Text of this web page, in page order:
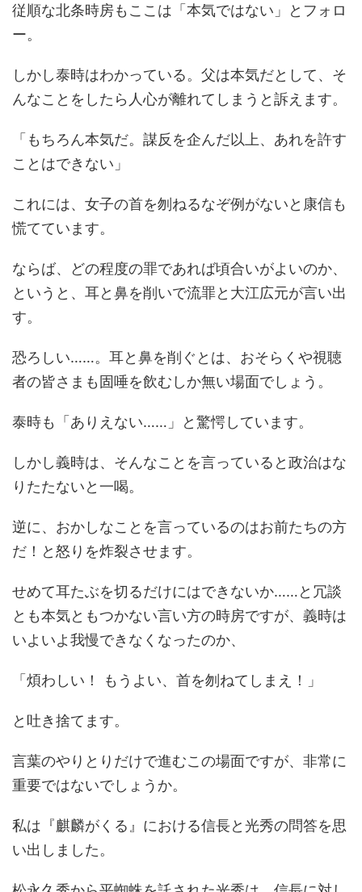
従順な北条時房もここは「本気ではない」とフォロ
ー。
しかし泰時はわかっている。父は本気だとして、そ
んなことをしたら人心が離れてしまうと訴えます。
「もちろん本気だ。謀反を企んだ以上、あれを許す
ことはできない」
これには、女子の首を刎ねるなぞ例がないと康信も
慌てています。
ならば、どの程度の罪であれば頃合いがよいのか、
というと、耳と鼻を削いで流罪と大江広元が言い出
す。
恐ろしい……。耳と鼻を削ぐとは、おそらくや視聴
者の皆さまも固唾を飲むしか無い場面でしょう。
泰時も「ありえない……」と驚愕しています。
しかし義時は、そんなことを言っていると政治はな
りたたないと一喝。
逆に、おかしなことを言っているのはお前たちの方
だ！と怒りを炸裂させます。
せめて耳たぶを切るだけにはできないか……と冗談
とも本気ともつかない言い方の時房ですが、義時は
いよいよ我慢できなくなったのか、
「煩わしい！ もうよい、首を刎ねてしまえ！」
と吐き捨てます。
言葉のやりとりだけで進むこの場面ですが、非常に
重要ではないでしょうか。
私は『麒麟がくる』における信長と光秀の問答を思
い出しました。